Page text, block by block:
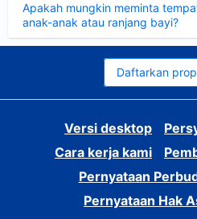
Apakah mungkin meminta
anak-anak atau ranjang bayi?
Daftarkan
Versi desktop
Cara kerja kami
Pernyataan
Pernyataan Hak